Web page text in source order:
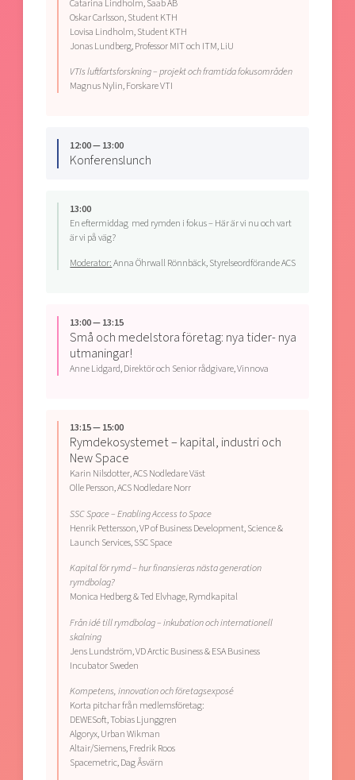
Catarina Lindholm, Saab AB
Oskar Carlsson, Student KTH
Lovisa Lindholm, Student KTH
Jonas Lundberg, Professor MIT och ITM, LiU
VTIs luftfartsforskning – projekt och framtida fokusområden
Magnus Nylin, Forskare VTI
12:00 — 13:00
Konferenslunch
13:00
En eftermiddag med rymden i fokus – Här är vi nu och vart
är vi på väg?
Moderator:Anna Öhrwall Rönnbäck, Styrelseordförande ACS
13:00 — 13:15
Små och medelstora företag: nya tider- nya
utmaningar!
Anne Lidgard, Direktör och Senior rådgivare, Vinnova
13:15 — 15:00
Rymdekosystemet – kapital, industri och
New Space
Karin Nilsdotter, ACS Nodledare Väst
Olle Persson, ACS Nodledare Norr
SSC Space – Enabling Access to Space
Henrik Pettersson, VP of Business Development, Science &
Launch Services, SSC Space
Kapital för rymd – hur finansieras nästa generation
rymdbolag?
Monica Hedberg & Ted Elvhage, Rymdkapital
Från idé till rymdbolag – inkubation och internationell
skalning
Jens Lundström, VD Arctic Business & ESA Business
Incubator Sweden
Kompetens, innovation och företagsexposé
Korta pitchar från medlemsföretag:
DEWESoft, Tobias Ljunggren
Algoryx, Urban Wikman
Altair/Siemens, Fredrik Roos
Spacemetric, Dag Åsvärn